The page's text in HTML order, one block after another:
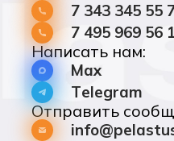
7 343 345 55
7 495 969 56
Написать нам:
Max
Telegram
Отправить